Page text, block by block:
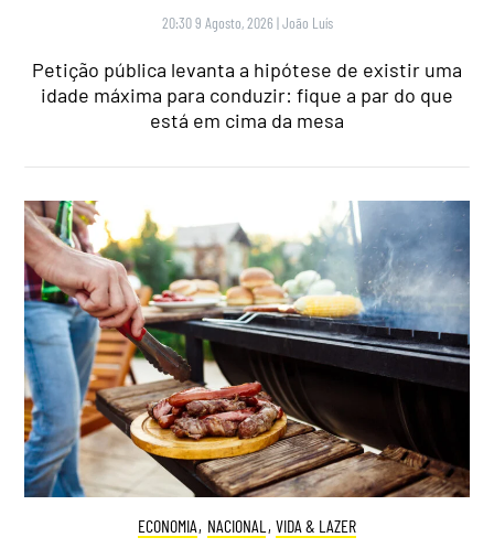
20:30 9 Agosto, 2026 |João Luís
Petição pública levanta a hipótese de existir uma
idade máxima para conduzir: fique a par do que
está em cima da mesa
ECONOMIA, NACIONAL , VIDA & LAZER